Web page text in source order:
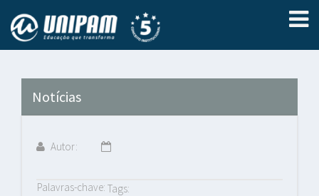
Notícias
Autor:
Palavras-chave: Tags: